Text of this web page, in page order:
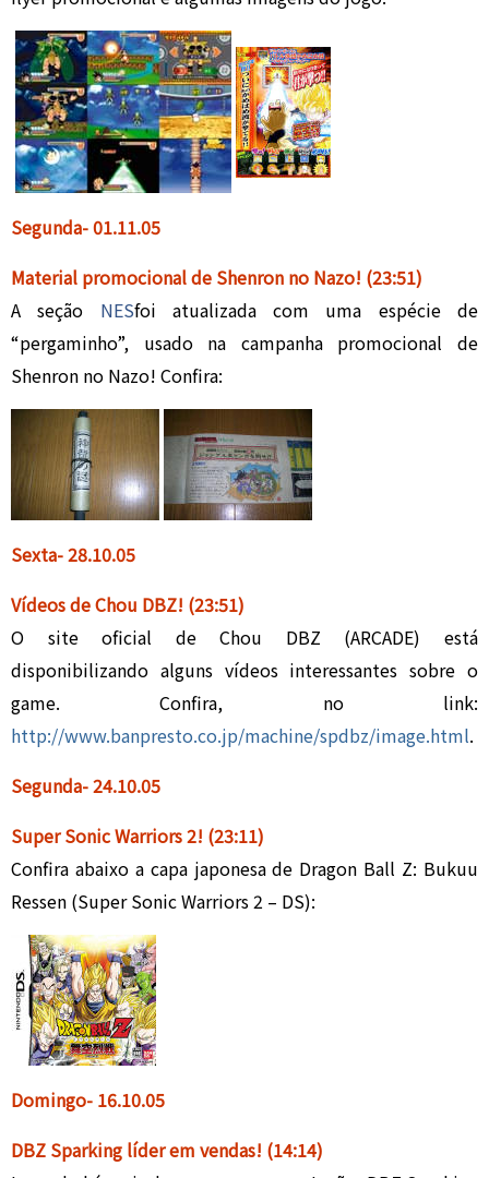
Segunda- 01.11.05
Material promocional de Shenron no Nazo! (23:51)
A seção NESfoi atualizada com uma espécie de
“pergaminho”, usado na campanha promocional de
Shenron no Nazo! Confira:
Sexta- 28.10.05
Vídeos de Chou DBZ! (23:51)
O site oficial de Chou DBZ (ARCADE) está
disponibilizando alguns vídeos interessantes sobre o
game. Confira, no link:
http://www.banpresto.co.jp/machine/spdbz/image.html.
Segunda- 24.10.05
Super Sonic Warriors 2! (23:11)
Confira abaixo a capa japonesa de Dragon Ball Z: Bukuu
Ressen (Super Sonic Warriors 2 – DS):
Domingo- 16.10.05
DBZ Sparking líder em vendas! (14:14)